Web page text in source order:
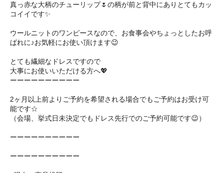
真っ赤な大柄のチューリップ🌷の柄が前と背中にありとてもカッ
コイイです✨
ウールニットのワンピースなので、お食事会やちょっとしたお呼
ばれに♪お気軽にお使い頂けます😉
とても繊細なドレスですので
大事にお使いいただける方へ💖
ーーーーーーーーーー
2ヶ月以上前よりご予約を希望される場合でもご予約はお受け可
能です☆
（会場、挙式日未決定でもドレス先行でのご予約可能です😉）
ーーーーーーーーーー
ーーーーーーーーーー